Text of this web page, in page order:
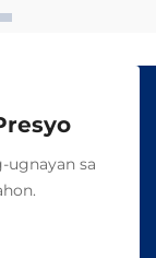
ugnayan sa